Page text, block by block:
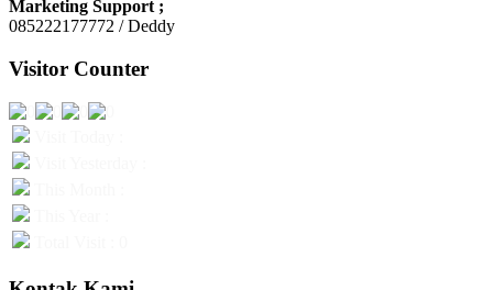
Marketing Support ;
085222177772 / Deddy
Visitor Counter